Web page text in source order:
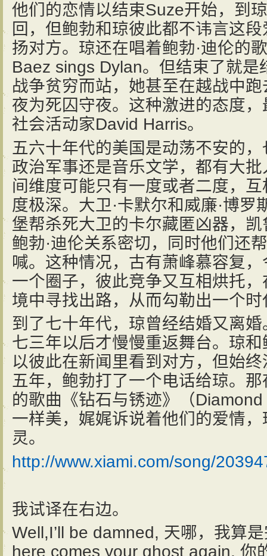
他们的恋情以结束Suze开始，到
回，但鲍勃和琼彼此都不讳言这
扬对方。琼还在唱着鲍勃·迪伦的
Baez sings Dylan。但结束了就是
战争贫穷而站，她甚至在越战中
夜为死囚守夜。这种激进的态度
社会活动家David Harris。
五六十年代的美国是动荡不安的
政治军事还是音乐文学，都有大
间维度可能只有一度或者二度，
度极深。大卫·卡默尔和威廉·博罗
堡帮杀死大卫的卡尔藏匿凶器，
鲍勃·迪伦关系密切，同时他们还
喊。这种情况，古有萧峰慕容复
一个圈子，彼此竞争又互相烘托
境中寻找出路，从而勾勒出一个
到了七十年代，琼曾经结婚又离
七三年以后才慢慢重返舞台。琼
以彼此在新闻里看到对方，但始
五年，鲍勃打了一个电话给琼。
的歌曲《钻石与锈迹》（
一样美，娓娓诉说着他们的爱情
灵。
http://www.xiami.com/song/
我试译在右边。
Well,I’ll be damned, 天哪，我算
here comes your ghost again, 你